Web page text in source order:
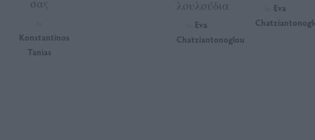
Konstantinos
Tanias
λουλούδια
Eva
Chatziantonoglou
Eva